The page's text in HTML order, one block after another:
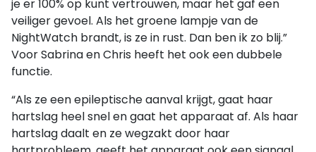
je er 100% op kunt vertrouwen, maar het gaf een
veiliger gevoel. Als het groene lampje van de
NightWatch brandt, is ze in rust. Dan ben ik zo blij.”
Voor Sabrina en Chris heeft het ook een dubbele
functie.
“Als ze een epileptische aanval krijgt, gaat haar
hartslag heel snel en gaat het apparaat af. Als haar
hartslag daalt en ze wegzakt door haar